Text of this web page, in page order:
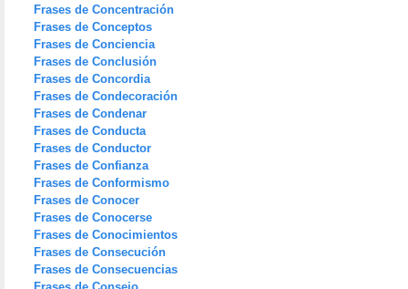
Frases de Concentración
Frases de Conceptos
Frases de Conciencia
Frases de Conclusión
Frases de Concordia
Frases de Condecoración
Frases de Condenar
Frases de Conducta
Frases de Conductor
Frases de Confianza
Frases de Conformismo
Frases de Conocer
Frases de Conocerse
Frases de Conocimientos
Frases de Consecución
Frases de Consecuencias